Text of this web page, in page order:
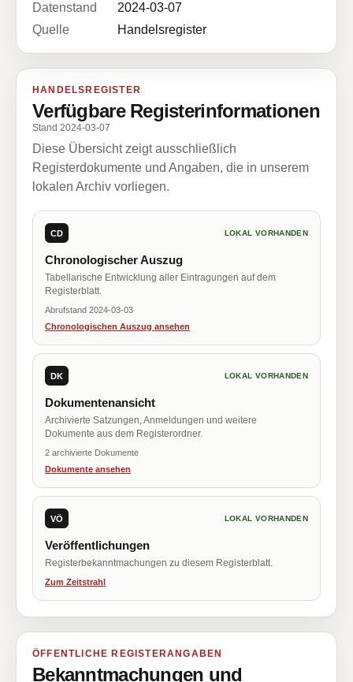
Datenstand
2024-03-07
Quelle
Handelsregister
HANDELSREGISTER
Verfügbare Registerinformationen
Stand 2024-03-07
Diese Übersicht zeigt ausschließlich
Registerdokumente und Angaben, die in unserem
lokalen Archiv vorliegen.
CD LOKAL VORHANDEN
Chronologischer Auszug
Tabellarische Entwicklung aller Eintragungen auf dem
Registerblatt.
Abrufstand 2024-03-03
Chronologischen Auszug ansehen
DK LOKAL VORHANDEN
Dokumentenansicht
Archivierte Satzungen, Anmeldungen und weitere
Dokumente aus dem Registerordner.
2 archivierte Dokumente
Dokumente ansehen
VÖ LOKAL VORHANDEN
Veröffentlichungen
Registerbekanntmachungen zu diesem Registerblatt.
Zum Zeitstrahl
ÖFFENTLICHE REGISTERANGABEN
Bekanntmachungen und